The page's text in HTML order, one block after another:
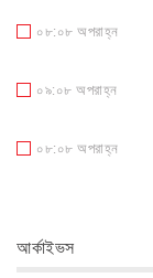
০৮:০৮ অপরাহ্ন
০৯:০৮ অপরাহ্ন
০৮:০৮ অপরাহ্ন
আর্কাইভস